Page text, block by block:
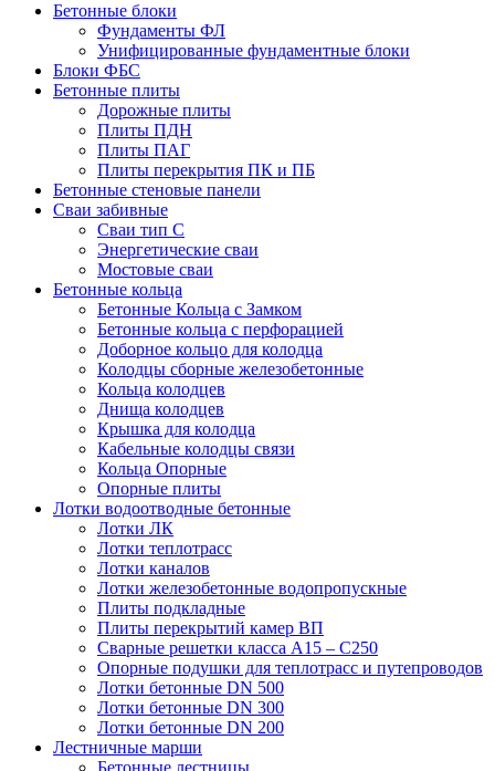
Бетонные блоки
Фундаменты ФЛ
Унифицированные фундаментные блоки
Блоки ФБС
Бетонные плиты
Дорожные плиты
Плиты ПДН
Плиты ПАГ
Плиты перекрытия ПК и ПБ
Бетонные стеновые панели
Сваи забивные
Сваи тип С
Энергетические сваи
Mостовые сваи
Бетонные кольца
Бетонные Кольца с Замком
Бетонные кольца с перфорацией
Доборное кольцо для колодца
Колодцы сборные железобетонные
Кольца колодцев
Днища колодцев
Крышка для колодца
Кабельные колодцы связи
Кольца Опорные
Опорные плиты
Лотки водоотводные бетонные
Лотки ЛК
Лотки теплотрасс
Лотки каналов
Лотки железобетонные водопропускные
Плиты подкладные
Плиты перекрытий камер ВП
Сварные решетки класса А15 – С250
Опорные подушки для теплотрасс и путепроводов
Лотки бетонные DN 500
Лотки бетонные DN 300
Лотки бетонные DN 200
Лестничные марши
Бетонные лестницы